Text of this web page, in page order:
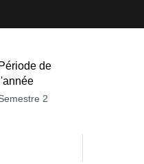
Période de
l'année
2